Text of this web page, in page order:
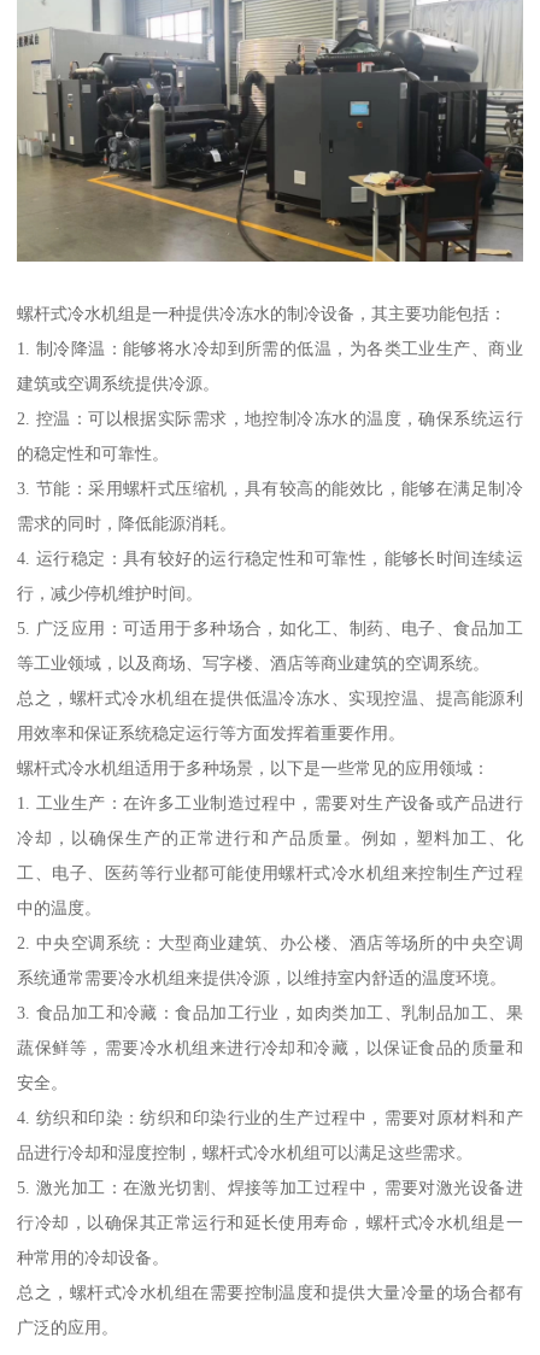
螺杆式冷水机组是一种提供冷冻水的制冷设备，其主要功能包括：
1. 制冷降温：能够将水冷却到所需的低温，为各类工业生产、商业
建筑或空调系统提供冷源。
2. 控温：可以根据实际需求，地控制冷冻水的温度，确保系统运行
的稳定性和可靠性。
3. 节能：采用螺杆式压缩机，具有较高的能效比，能够在满足制冷
需求的同时，降低能源消耗。
4. 运行稳定：具有较好的运行稳定性和可靠性，能够长时间连续运
行，减少停机维护时间。
5. 广泛应用：可适用于多种场合，如化工、制药、电子、食品加工
等工业领域，以及商场、写字楼、酒店等商业建筑的空调系统。
总之，螺杆式冷水机组在提供低温冷冻水、实现控温、提高能源利
用效率和保证系统稳定运行等方面发挥着重要作用。
螺杆式冷水机组适用于多种场景，以下是一些常见的应用领域：
1. 工业生产：在许多工业制造过程中，需要对生产设备或产品进行
冷却，以确保生产的正常进行和产品质量。例如，塑料加工、化
工、电子、医药等行业都可能使用螺杆式冷水机组来控制生产过程
中的温度。
2. 中央空调系统：大型商业建筑、办公楼、酒店等场所的中央空调
系统通常需要冷水机组来提供冷源，以维持室内舒适的温度环境。
3. 食品加工和冷藏：食品加工行业，如肉类加工、乳制品加工、果
蔬保鲜等，需要冷水机组来进行冷却和冷藏，以保证食品的质量和
安全。
4. 纺织和印染：纺织和印染行业的生产过程中，需要对原材料和产
品进行冷却和湿度控制，螺杆式冷水机组可以满足这些需求。
5. 激光加工：在激光切割、焊接等加工过程中，需要对激光设备进
行冷却，以确保其正常运行和延长使用寿命，螺杆式冷水机组是一
种常用的冷却设备。
总之，螺杆式冷水机组在需要控制温度和提供大量冷量的场合都有
广泛的应用。